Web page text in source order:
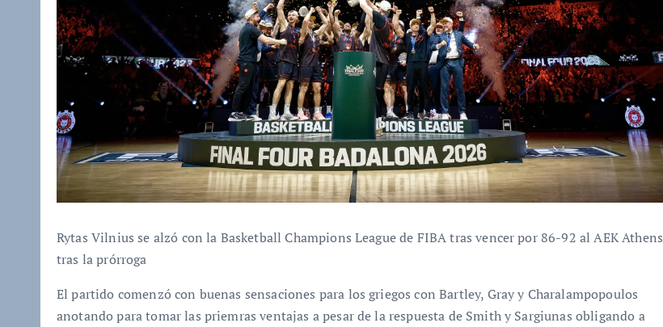
Rytas Vilnius se alzó con la Basketball Champions League de FIBA tras vencer por 86-92 al AEK Athens
tras la prórroga
El partido comenzó con buenas sensaciones para los griegos con Bartley, Gray y Charalampopoulos
anotando para tomar las priemras ventajas a pesar de la respuesta de Smith y Sargiunas obligando a